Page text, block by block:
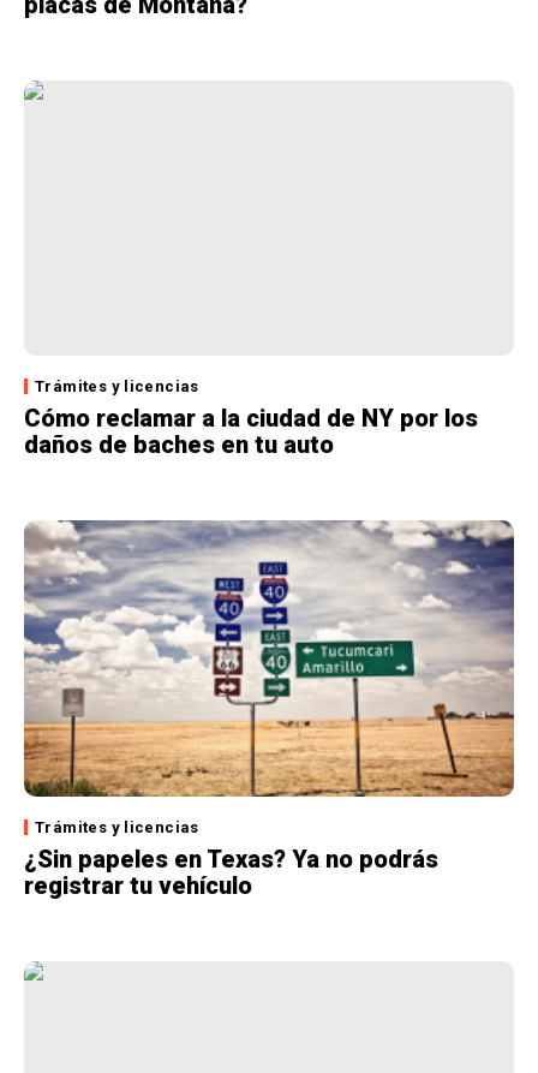
Trámites y licencias
Cómo reclamar a la ciudad de NY por los
daños de baches en tu auto
Trámites y licencias
¿Sin papeles en Texas? Ya no podrás
registrar tu vehículo